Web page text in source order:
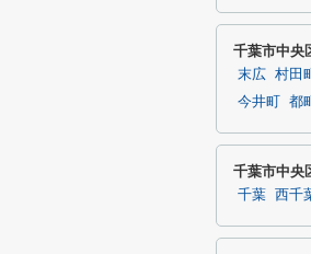
千葉市中央
末広 村田町
今井町
都町
千葉市中央
千葉 西千